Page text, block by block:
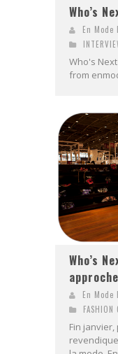
Who’s
En Mode
Who's
from
Who’s
approche
En Mode
FASHION
Fin